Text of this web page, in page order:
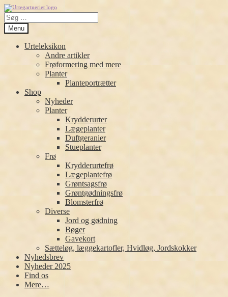
Spring
til
navigation
Spring
til
indhold
Søg
efter:
Menu
Urteleksikon
Andre artikler
Frøformering med mere
Planter
Planteportrætter
Shop
Nyheder
Planter
Krydderurter
Lægeplanter
Duftgeranier
Stueplanter
Frø
Krydderurtefrø
Lægeplantefrø
Grøntsagsfrø
Grøntgødningsfrø
Blomsterfrø
Diverse
Jord og gødning
Bøger
Gavekort
Sætteløg, læggekartofler, Hvidløg, Jordskokker
Nyhedsbrev
Nyheder 2025
Find os
Mere…